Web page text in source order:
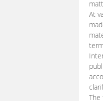
At
The